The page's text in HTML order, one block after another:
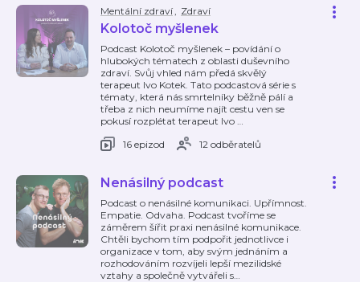
Mentální zdraví, Zdraví
Kolotoč myšlenek
Podcast Kolotoč myšlenek – povídání o
hlubokých tématech z oblasti duševního
zdraví. Svůj vhled nám předá skvělý
terapeut Ivo Kotek. Tato podcastová série s
tématy, která nás smrtelníky běžně pálí a
třeba z nich neumíme najít cestu ven se
pokusí rozplétat terapeut Ivo …
16 epizod
12 odběratelů
Nenásilný podcast
Podcast o nenásilné komunikaci. Upřímnost.
Empatie. Odvaha. Podcast tvoříme se
záměrem šířit praxi nenásilné komunikace.
Chtěli bychom tím podpořit jednotlivce i
organizace v tom, aby svým jednáním a
rozhodováním rozvíjeli lepší mezilidské
vztahy a společně vytvářeli s…